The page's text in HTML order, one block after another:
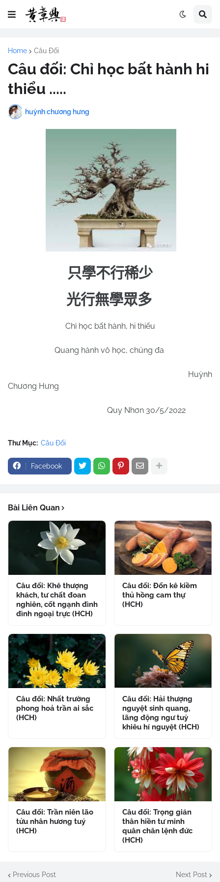
Home Câu Đối
Câu đối: Chỉ học bất hành hi
thiểu .....
huỳnh chương hưng
只學不行稀少
光行無學眾多
Chỉ học bất hành, hi thiểu
Quang hành vô học, chúng đa
Huỳnh
Chương Hưng
Quy Nhơn 30/5/2022
Thư Mục: Câu Đối
Facebook
Bài Liên Quan
Câu đối: Khê thượng
khách, tư chất đoan
nghiên, cốt ngạnh đình
đình ngoại trực (HCH)
Câu đối: Đốn kê kiềm
thủ hồng cam thự
(HCH)
Câu đối: Nhất trường
phong hoả trần ai sắc
(HCH)
Câu đối: Hải thượng
nguyệt sinh quang,
lãng động ngư tuỳ
khiêu hí nguyệt (HCH)
Câu đối: Trần niên lão
tửu nhân hương tuý
(HCH)
Câu đối: Trọng gián
thân hiền tư minh
quân chân lệnh đức
(HCH)
Previous Post Next Post